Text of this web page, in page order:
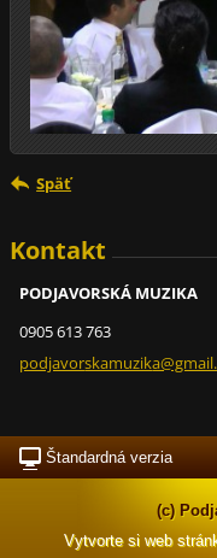
Späť
Kontakt
PODJAVORSKÁ MUZIKA
0905 613 763
podjavorskamuzika@gmail.
Štandardná verzia
(c)
Vytvorte si web